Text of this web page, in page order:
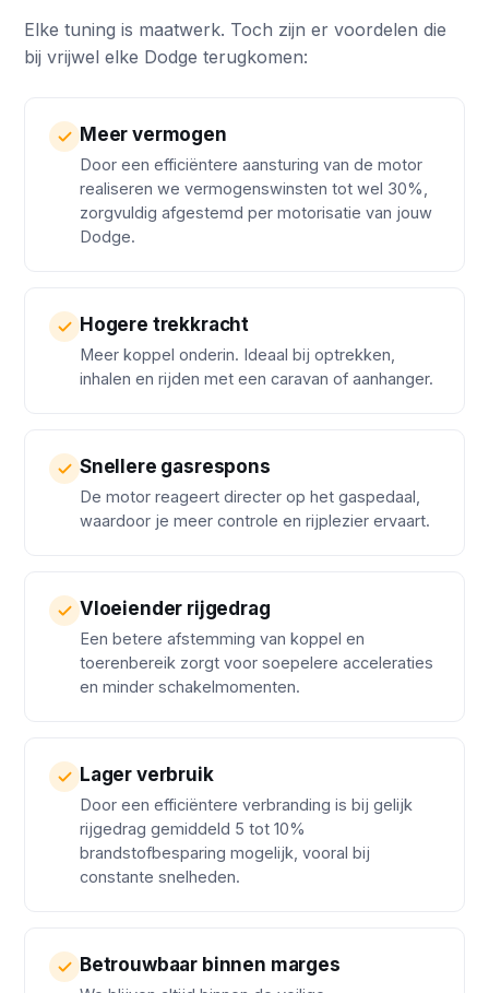
Elke tuning is maatwerk. Toch zijn er voordelen die
bij vrijwel elke Dodge terugkomen:
Meer vermogen
Door een efficiëntere aansturing van de motor
realiseren we vermogenswinsten tot wel 30%,
zorgvuldig afgestemd per motorisatie van jouw
Dodge.
Hogere trekkracht
Meer koppel onderin. Ideaal bij optrekken,
inhalen en rijden met een caravan of aanhanger.
Snellere gasrespons
De motor reageert directer op het gaspedaal,
waardoor je meer controle en rijplezier ervaart.
Vloeiender rijgedrag
Een betere afstemming van koppel en
toerenbereik zorgt voor soepelere acceleraties
en minder schakelmomenten.
Lager verbruik
Door een efficiëntere verbranding is bij gelijk
rijgedrag gemiddeld 5 tot 10%
brandstofbesparing mogelijk, vooral bij
constante snelheden.
Betrouwbaar binnen marges